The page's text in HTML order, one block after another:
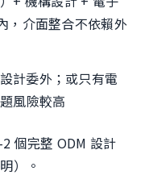
，介面整合不依賴外
計委外；或只有電
風險較高
個完整 ODM 設計
）。